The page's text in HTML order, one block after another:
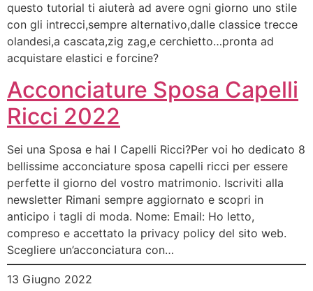
questo tutorial ti aiuterà ad avere ogni giorno uno stile
con gli intrecci,sempre alternativo,dalle classice trecce
olandesi,a cascata,zig zag,e cerchietto…pronta ad
acquistare elastici e forcine?
Acconciature Sposa Capelli
Ricci 2022
Sei una Sposa e hai I Capelli Ricci?Per voi ho dedicato 8
bellissime acconciature sposa capelli ricci per essere
perfette il giorno del vostro matrimonio. Iscriviti alla
newsletter Rimani sempre aggiornato e scopri in
anticipo i tagli di moda. Nome: Email: Ho letto,
compreso e accettato la privacy policy del sito web.
Scegliere un’acconciatura con…
13 Giugno 2022